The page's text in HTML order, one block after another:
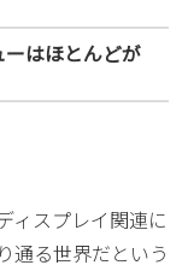
ーはほとんどが
ィスプレイ関連に
通る世界だという